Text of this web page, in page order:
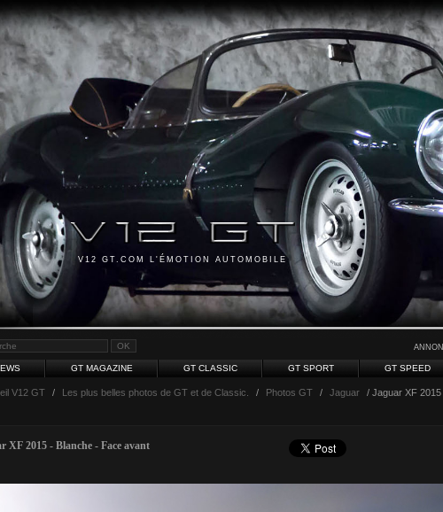
V12 GT.COM L'ÉMOTION AUTOMOBILE
GT MAGAZINE GT CLASSIC GT SPORT GT SPEED
V12 GT / Les plus belles photos de GT et de Classic. / Photos GT / Jaguar / Jaguar XF
XF 2015 - Blanche - Face avant